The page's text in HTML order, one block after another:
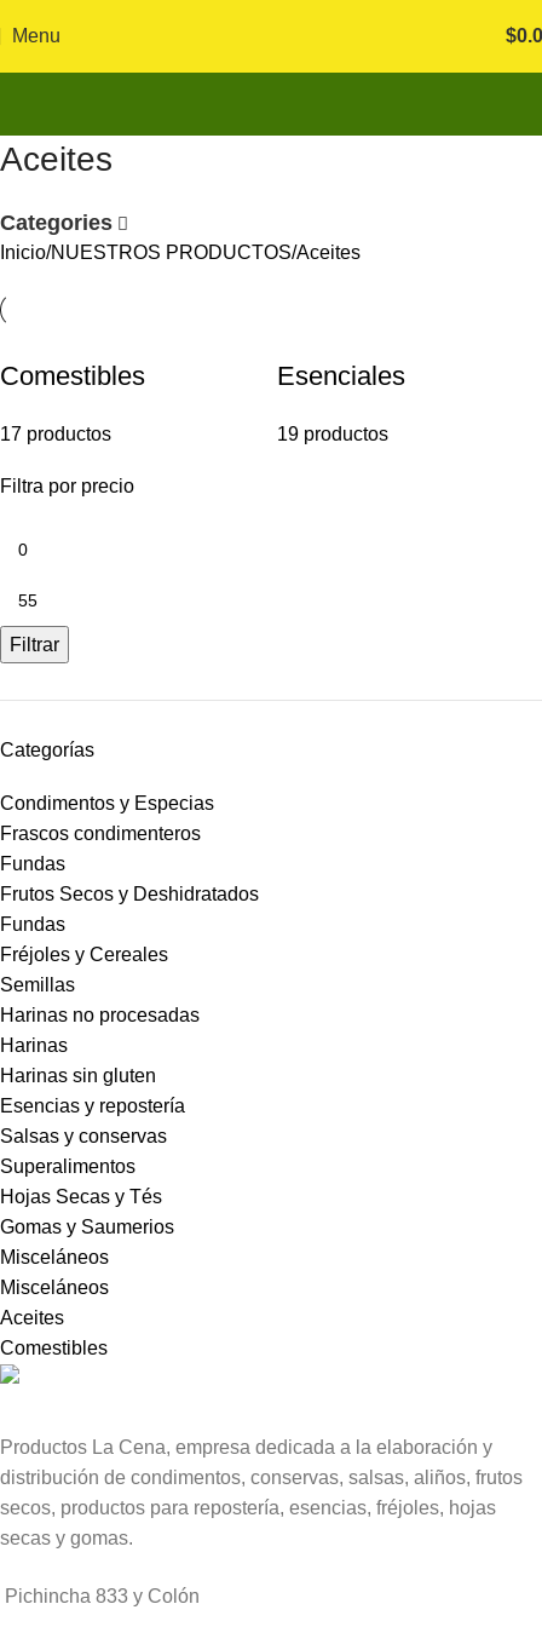
Menu $
Aceites
Categories
Filtra por precio
Filtrar
Categorías
Condimentos y Especias
Frascos condimenteros
Fundas
Frutos Secos y Deshidratados
Fundas
Fréjoles y Cereales
Semillas
Harinas no procesadas
Harinas
Harinas sin gluten
Esencias y repostería
Salsas y conservas
Superalimentos
Hojas Secas y Tés
Gomas y Saumerios
Misceláneos
Misceláneos
Aceites
Comestibles
Inicio NUESTROS PRODUCTOS Aceites
Comestibles
17 productos
Esenciales
19 productos
Productos La Cena, empresa dedicada a la elaboración y
distribución de condimentos, conservas, salsas, aliños, frutos
secos, productos para repostería, esencias, fréjoles, hojas
secas y gomas.
Pichincha 833 y Colón